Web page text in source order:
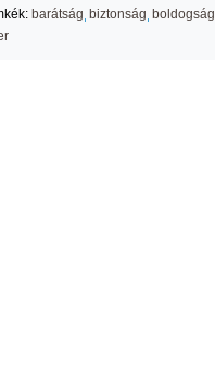
barátság biztonság boldogság